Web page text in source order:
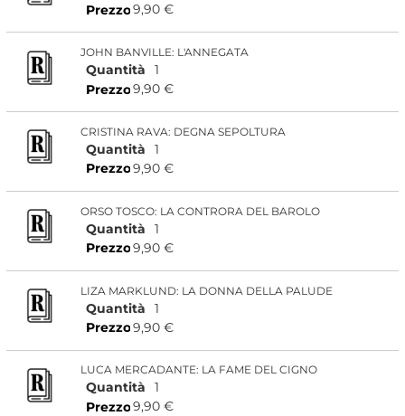
Prezzo9,90 €
JOHN BANVILLE: L'ANNEGATA
Quantità
1
Prezzo9,90 €
CRISTINA RAVA: DEGNA SEPOLTURA
Quantità
1
Prezzo9,90 €
ORSO TOSCO: LA CONTRORA DEL BAROLO
Quantità
1
Prezzo9,90 €
LIZA MARKLUND: LA DONNA DELLA PALUDE
Quantità
1
Prezzo9,90 €
LUCA MERCADANTE: LA FAME DEL CIGNO
Quantità
1
Prezzo9,90 €